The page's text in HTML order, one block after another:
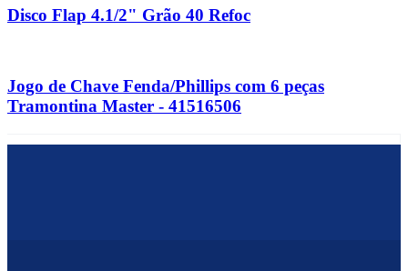
Disco Flap 4.1/2" Grão 40 Refoc
Jogo de Chave Fenda/Phillips com 6 peças
Tramontina Master - 41516506